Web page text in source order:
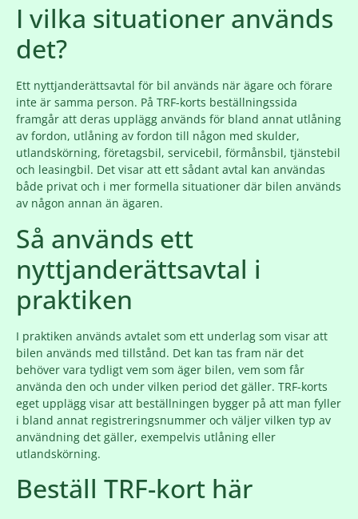
I vilka situationer används
det?
Ett nyttjanderättsavtal för bil används när ägare och förare
inte är samma person. På TRF-korts beställningssida
framgår att deras upplägg används för bland annat utlåning
av fordon, utlåning av fordon till någon med skulder,
utlandskörning, företagsbil, servicebil, förmånsbil, tjänstebil
och leasingbil. Det visar att ett sådant avtal kan användas
både privat och i mer formella situationer där bilen används
av någon annan än ägaren.
Så används ett
nyttjanderättsavtal i
praktiken
I praktiken används avtalet som ett underlag som visar att
bilen används med tillstånd. Det kan tas fram när det
behöver vara tydligt vem som äger bilen, vem som får
använda den och under vilken period det gäller. TRF-korts
eget upplägg visar att beställningen bygger på att man fyller
i bland annat registreringsnummer och väljer vilken typ av
användning det gäller, exempelvis utlåning eller
utlandskörning.
Beställ TRF-kort här